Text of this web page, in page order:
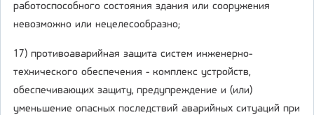
работоспособного состояния здания или сооружения
невозможно или нецелесообразно;
17) противоаварийная защита систем инженерно-
технического обеспечения - комплекс устройств,
обеспечивающих защиту, предупреждение и (или)
уменьшение опасных последствий аварийных ситуаций при